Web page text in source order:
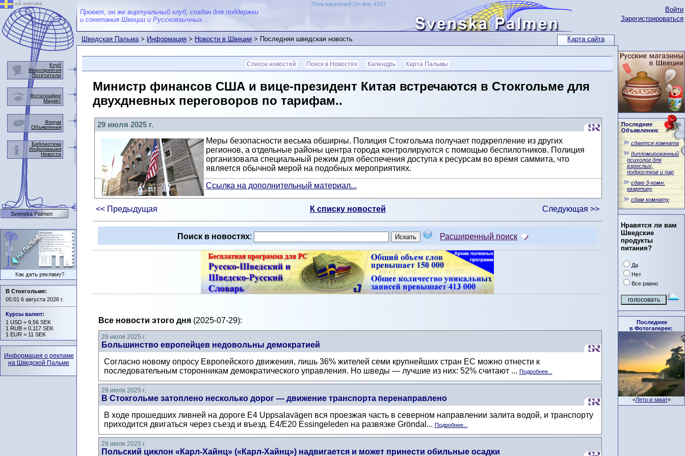
Карта сайта
Войти
Зарегистрироваться
Последние
Объявления:
сдается комната
дипломированный
психолог для
взрослых,
подростков и пар
сдаю 3-комн.
квартиру
сдам комнату
Нравятся ли вам
Шведские
продукты
питания?
Да
Нет
Все равно
Последнее
в Фотогалерее:
«Лето и закат»
Проект, он же виртуальный клуб, создан для поддержки
и сочетания Швеции и Русскоязычных...
Пользователей On-line: 4157
Шведская Пальма>Информация>Новости в Швеции> Последняя шведская новость
Список новостей Поиск в Новостях Календрь Карта Пальмы
Министр финансов США и вице-президент Китая встречаются в Стокгольме для
двухдневных переговоров по тарифам..
29 июля 2025 г.
Меры безопасности весьма обширны. Полиция Стокгольма получает подкрепление из других
регионов, а отдельные районы центра города контролируются с помощью беспилотников. Полиция
организовала специальный режим для обеспечения доступа к ресурсам во время саммита, что
является обычной мерой на подобных мероприятиях.
Ссылка на дополнительный материал...
<< Предыдущая К списку новостей Следующая >>
Поиск в новостях: Расширенный поиск
Все новости этого дня(2025-07-29):
29 июля 2025 г.
Большинство европейцев недовольны демократией
Согласно новому опросу Европейского движения, лишь 36% жителей семи крупнейших стран ЕС можно отнести к
последовательным сторонникам демократического управления. Но шведы — лучшие из них: 52% считают ... Подробнее...
29 июля 2025 г.
В Стокгольме затоплено несколько дорог — движение транспорта перенаправлено
В ходе прошедших ливней на дороге E4 Uppsalavägen вся проезжая часть в северном направлении залита водой, и транспорту
приходится двигаться через съезд и въезд. E4/E20 Essingeleden на развязке Gröndal... Подробнее...
29 июля 2025 г.
Польский циклон «Карл-Хайнц» («Карл-Хайнц») надвигается и может принести обильные осадки
på svenska
Клуб
Мероприятия
Посетители
Фотографии
Маркет
Форум
Объявления
Библиотека
Информация
Новости
Svenska Palmen
В Стокгольме:
05:01 6 августа 2026 г.
Курсы валют:
1 USD = 9,56 SEK
1 RUB = 0,117 SEK
1 EUR = 11 SEK
Информация о рекламе
на Шведской Пальме